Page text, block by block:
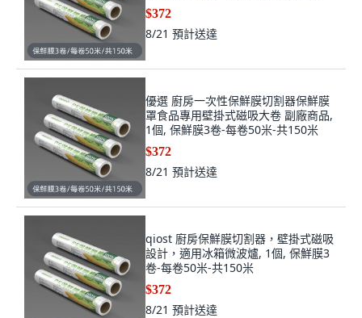
$372
8/21 預計送達
優選 廚房一次性保鮮膜切割器保鮮膜
罩食品專用壁掛式磁吸大卷 副廠商品,
1個, 保鮮膜3卷-每卷50米-共150米
$372
8/21 預計送達
qiost 廚房保鮮膜切割器，壁掛式磁吸
設計，適用冰箱微波爐, 1個, 保鮮膜3
卷-每卷50米-共150米
$372
8/21 預計送達